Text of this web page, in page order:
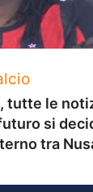
tutte le
si
tra